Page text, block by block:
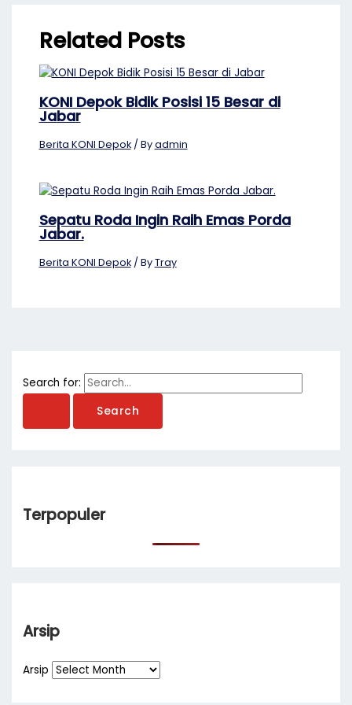
Related Posts
KONI Depok Bidik Posisi 15 Besar di
Jabar
Berita KONI Depok/ Byadmin
Sepatu Roda Ingin Raih Emas Porda
Jabar.
Berita KONI Depok/ ByTray
Search for:
Terpopuler
Arsip
Arsip